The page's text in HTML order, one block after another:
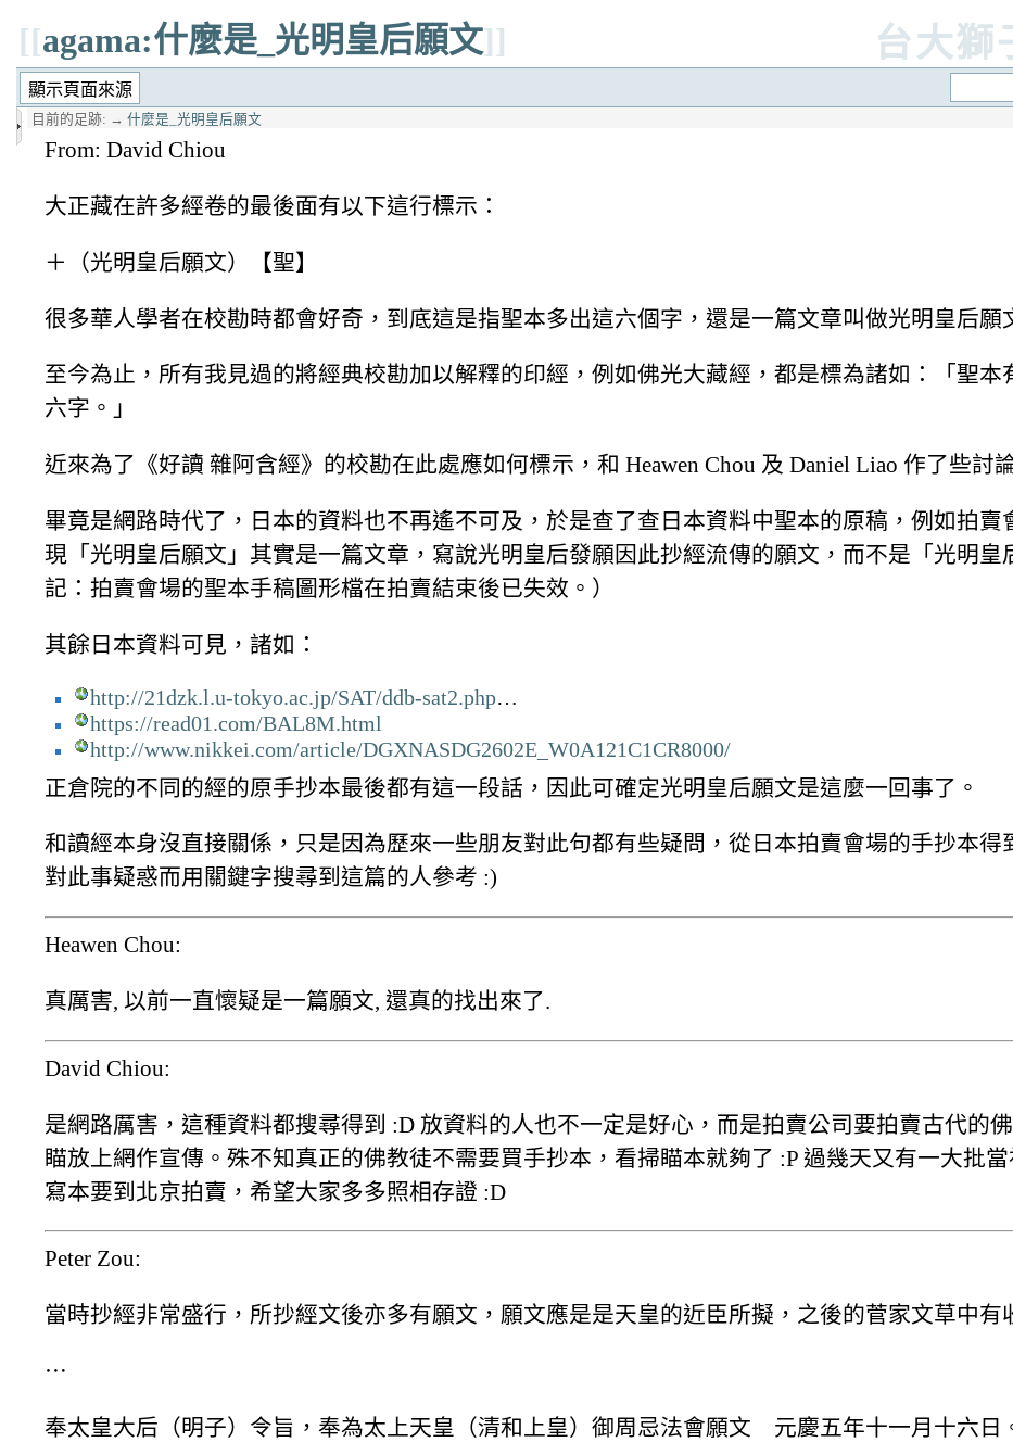
[[agama:什麼是_光明皇后願文]] 台大獅
目前的足跡: → 什麼是_光明皇后願文
From: David Chiou
大正藏在許多經卷的最後面有以下這行標示：
＋（光明皇后願文）【聖】
很多華人學者在校勘時都會好奇，到底這是指聖本多出這六個字，還是一篇文章叫做光明皇后願
至今為止，所有我見過的將經典校勘加以解釋的印經，例如佛光大藏經，都是標為諸如：「聖本
六字。」
近來為了《好讀 雜阿含經》的校勘在此處應如何標示，和 Heawen Chou 及 Daniel Liao 作了些討
畢竟是網路時代了，日本的資料也不再遙不可及，於是查了查日本資料中聖本的原稿，例如拍賣
現「光明皇后願文」其實是一篇文章，寫說光明皇后發願因此抄經流傳的願文，而不是「光明皇
記：拍賣會場的聖本手稿圖形檔在拍賣結束後已失效。）
其餘日本資料可見，諸如：
http://21dzk.l.u-tokyo.ac.jp/SAT/ddb-sat2.php…
https://read01.com/BAL8M.html
http://www.nikkei.com/article/DGXNASDG2602E_W0A121C1CR8000/
正倉院的不同的經的原手抄本最後都有這一段話，因此可確定光明皇后願文是這麼一回事了。
和讀經本身沒直接關係，只是因為歷來一些朋友對此句都有些疑問，從日本拍賣會場的手抄本得
對此事疑惑而用關鍵字搜尋到這篇的人參考 :)
Heawen Chou:
真厲害, 以前一直懷疑是一篇願文, 還真的找出來了.
David Chiou:
是網路厲害，這種資料都搜尋得到 :D 放資料的人也不一定是好心，而是拍賣公司要拍賣古代的
瞄放上網作宣傳。殊不知真正的佛教徒不需要買手抄本，看掃瞄本就夠了 :P 過幾天又有一大批
寫本要到北京拍賣，希望大家多多照相存證 :D
Peter Zou:
當時抄經非常盛行，所抄經文後亦多有願文，願文應是是天皇的近臣所擬，之後的菅家文草中有
⋯
奉太皇大后（明子）令旨，奉為太上天皇（清和上皇）御周忌法會願文 元慶五年十一月十六日